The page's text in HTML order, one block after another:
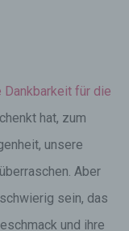
Dankbarkeit für die
hat, zum
unsere
Aber
sein, das
und ihre